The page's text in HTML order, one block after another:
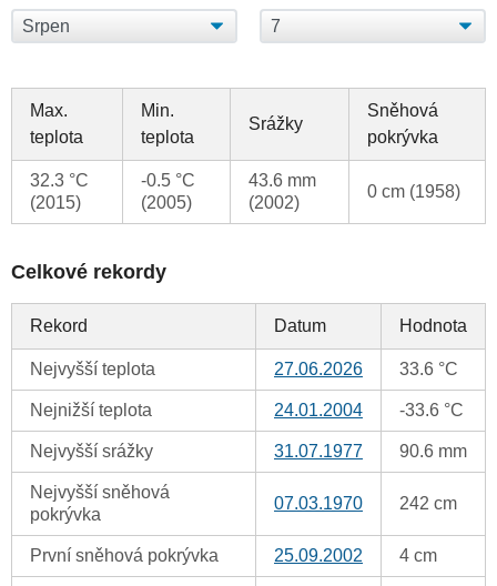
Max.
teplota
Min.
teplota
Srážky
Sněhová
pokrývka
32.3 °C
(2015)
-0.5 °C
(2005)
43.6 mm
(2002)
0 cm (1958)
Celkové rekordy
Rekord Datum Hodnota
Nejvyšší teplota 27.06.2026 33.6 °C
Nejnižší teplota 24.01.2004 -33.6 °C
Nejvyšší srážky 31.07.1977 90.6 mm
Nejvyšší sněhová
pokrývka
07.03.1970 242 cm
První sněhová pokrývka 25.09.2002 4 cm